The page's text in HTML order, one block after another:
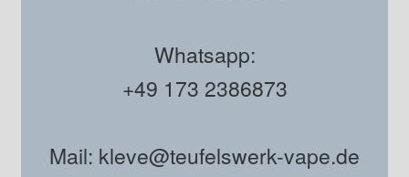
Whatsapp:
+49 173 2386873
Mail: kleve@teufelswerk-vape.de